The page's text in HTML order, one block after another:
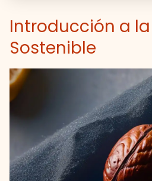
Introducción a
Sostenible